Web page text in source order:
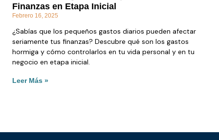
Finanzas en Etapa Inicial
Febrero 16, 2025
¿Sabías que los pequeños gastos diarios pueden afectar
seriamente tus finanzas? Descubre qué son los gastos
hormiga y cómo controlarlos en tu vida personal y en tu
negocio en etapa inicial.
Leer Más »